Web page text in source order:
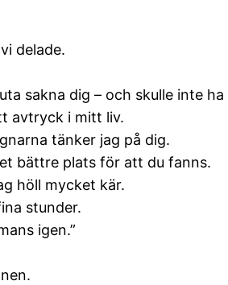
delade.
sakna dig – och skulle inte
avtryck i mitt liv.
tänker jag på dig.
bättre plats för att du fanns.
höll mycket kär.
stunder.
igen.”